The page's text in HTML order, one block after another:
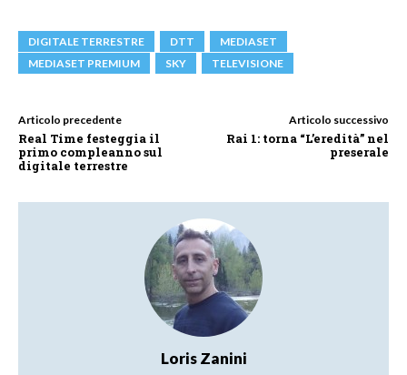
DIGITALE TERRESTRE DTT
MEDIASET
MEDIASET PREMIUM
SKY TELEVISIONE
Articolo precedente
Real Time festeggia il
primo compleanno sul
digitale terrestre
Articolo successivo
Rai 1: torna “L’eredità” nel
preserale
Loris Zanini